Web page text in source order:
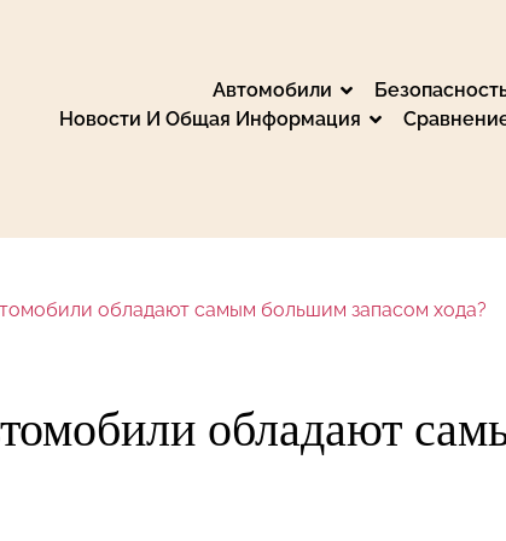
Марки,
и выберите идеальный автомобиль,
из автомобильного мира,
Автомобили
Новости И Общая Информация
обладают самым большим запасом хода?
обладают